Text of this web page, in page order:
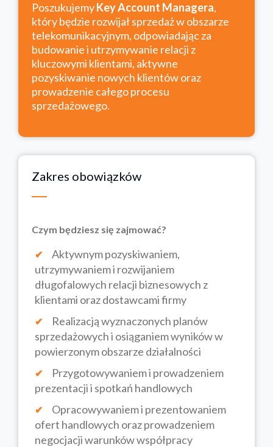
PoszukujemyKey Account Managera,
który będzie rozwijał sprzedaż w obszarze
telekomunikacyjnym, odpowiadając za
budowanie i utrzymywanie relacji z
kluczowymi klientami, aktywne
pozyskiwanie nowych klientów oraz
prowadzenie całego procesu
sprzedażowego.
Zakres obowiązków
Czym będziesz się zajmować?
Aktywnym pozyskiwaniem,
utrzymywaniem i rozwijaniem
długofalowych relacji biznesowych z
klientami oraz dostawcami firmy
Realizacją wyznaczonych planów
sprzedażowych i osiąganiem wyników w
powierzonym obszarze działalności
Przygotowywaniem i prowadzeniem
prezentacji i spotkań handlowych
Opracowywaniem i prezentowaniem
ofert handlowych oraz prowadzeniem
negocjacji warunków współpracy